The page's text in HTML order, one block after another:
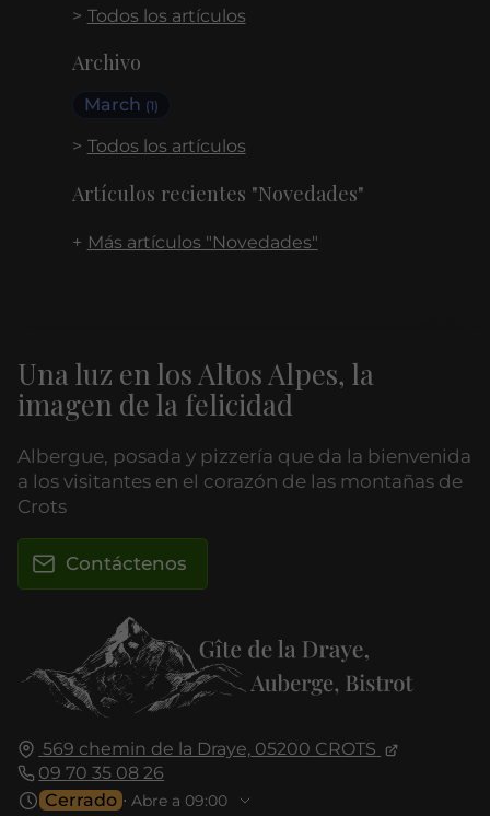
Todos los artículos
Archivo
March (1)
Todos los artículos
Artículos recientes "Novedades"
Más artículos "Novedades"
569 chemin de la Draye, 05200 CROTS
09 70 35 08 26
Cerrado ⋅ Abre a 09:00
Una luz en los Altos Alpes, la
imagen de la felicidad
Albergue, posada y pizzería que da la bienvenida
a los visitantes en el corazón de las montañas de
Crots
Contáctenos